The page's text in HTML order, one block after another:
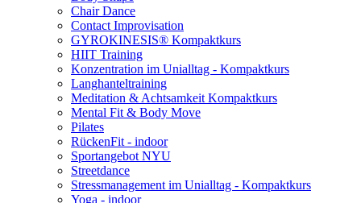
Chair Dance
Contact Improvisation
GYROKINESIS® Kompaktkurs
HIIT Training
Konzentration im Unialltag - Kompaktkurs
Langhanteltraining
Meditation & Achtsamkeit Kompaktkurs
Mental Fit & Body Move
Pilates
RückenFit - indoor
Sportangebot NYU
Streetdance
Stressmanagement im Unialltag - Kompaktkurs
Yoga - indoor